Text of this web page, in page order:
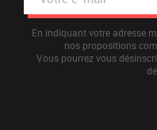
En indiquant votre adresse
nos propositions
Vous pourrez vous